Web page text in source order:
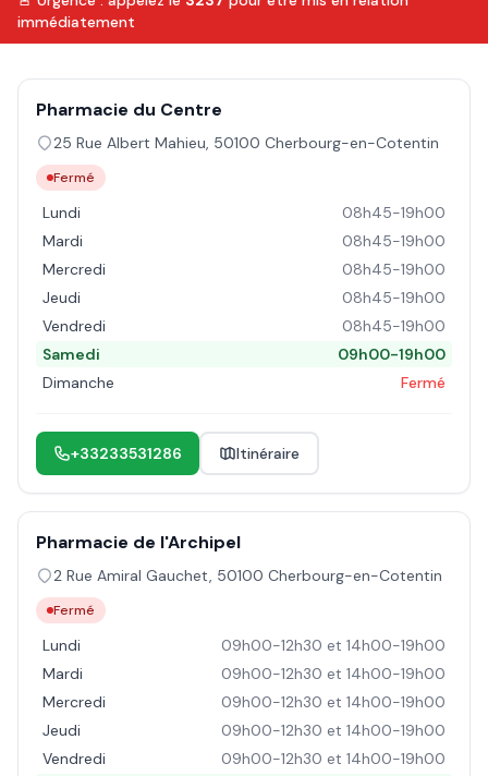
immédiatement
Pharmacie du Centre
25 Rue Albert Mahieu, 50100 Cherbourg-en-Cotentin
Fermé
Lundi
08h45-19h00
Mardi
08h45-19h00
Mercredi
08h45-19h00
Jeudi
08h45-19h00
Vendredi
08h45-19h00
Samedi
09h00-19h00
Dimanche
Fermé
+33233531286 Itinéraire
Pharmacie de l'Archipel
2 Rue Amiral Gauchet, 50100 Cherbourg-en-Cotentin
Fermé
Lundi
09h00-12h30 et 14h00-19h00
Mardi
09h00-12h30 et 14h00-19h00
Mercredi
09h00-12h30 et 14h00-19h00
Jeudi
09h00-12h30 et 14h00-19h00
Vendredi
09h00-12h30 et 14h00-19h00